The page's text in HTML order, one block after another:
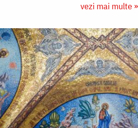
vezi mai multe »